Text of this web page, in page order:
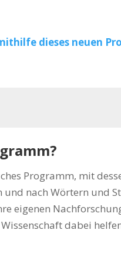
dieses neuen
Programm, mit
nach Wörtern und
eigenen
dabei